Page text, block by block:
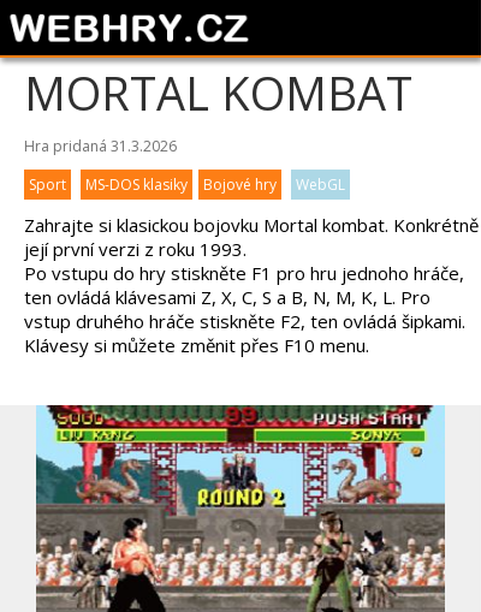
MORTAL KOMBAT
Hra pridaná 31.3.2026
Sport
MS-DOS klasiky Bojové hry WebGL
Zahrajte si klasickou bojovku Mortal kombat. Konkrétně
její první verzi z roku 1993.
Po vstupu do hry stiskněte F1 pro hru jednoho hráče,
ten ovládá klávesami Z, X, C, S a B, N, M, K, L. Pro
vstup druhého hráče stiskněte F2, ten ovládá šipkami.
Klávesy si můžete změnit přes F10 menu.